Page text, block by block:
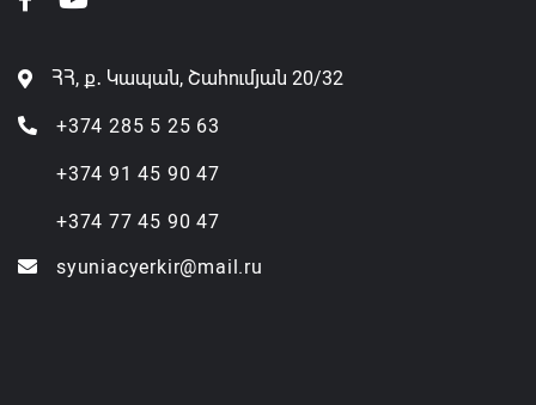
ՀՀ, ք․ Կապան, Շահումյան 20/32
+374 285 5 25 63
+374 91 45 90 47
+374 77 45 90 47
syuniacyerkir@mail.ru